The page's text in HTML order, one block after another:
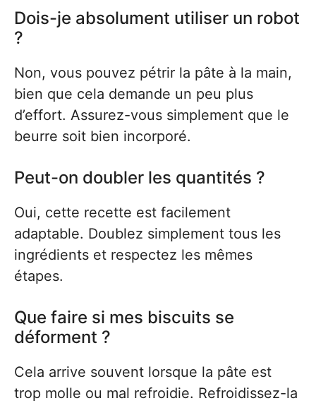
Dois-je absolument utiliser un robot
?
Non, vous pouvez pétrir la pâte à la main,
bien que cela demande un peu plus
d’effort. Assurez-vous simplement que le
beurre soit bien incorporé.
Peut-on doubler les quantités ?
Oui, cette recette est facilement
adaptable. Doublez simplement tous les
ingrédients et respectez les mêmes
étapes.
Que faire si mes biscuits se
déforment ?
Cela arrive souvent lorsque la pâte est
trop molle ou mal refroidie. Refroidissez-la